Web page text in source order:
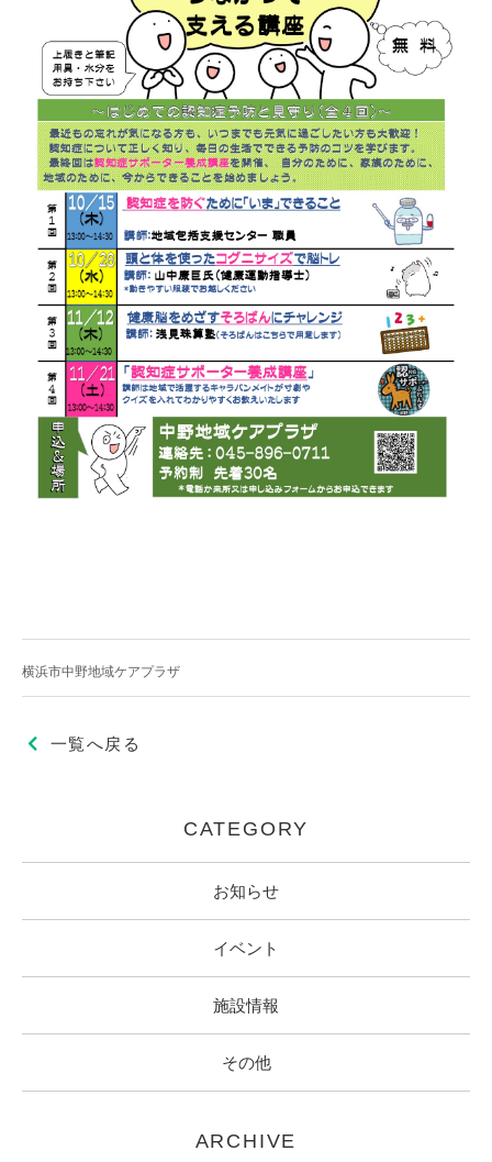
横浜市中野地域ケアプラザ
一覧へ戻る
CATEGORY
お知らせ
イベント
施設情報
その他
ARCHIVE